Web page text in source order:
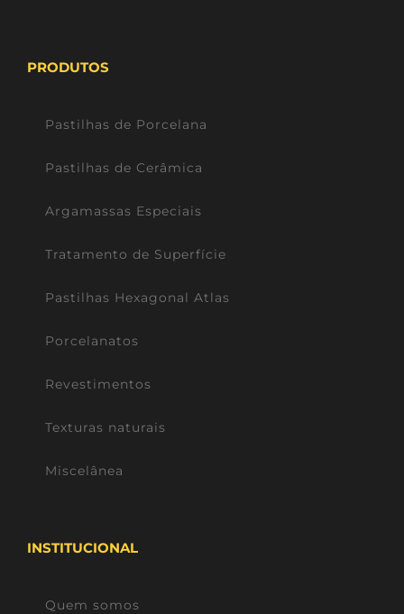
PRODUTOS
Pastilhas de Porcelana
Pastilhas de Cerâmica
Argamassas Especiais
Tratamento de Superfície
Pastilhas Hexagonal Atlas
Porcelanatos
Revestimentos
Texturas naturais
Miscelânea
INSTITUCIONAL
Quem somos